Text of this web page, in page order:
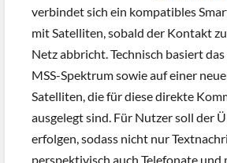
verbindet sich ein kompatibles
mit Satelliten, sobald der Kontakt
Netz abbricht. Technisch basiert
MSS-Spektrum sowie auf einer
Satelliten, die für diese direkte
ausgelegt sind. Für Nutzer soll der
erfolgen, sodass nicht nur
perspektivisch auch Telefonate und